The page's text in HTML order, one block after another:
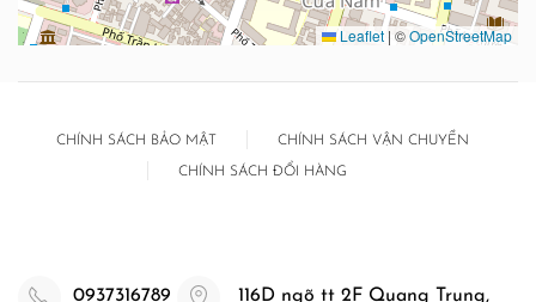
Leaflet | ©OpenStreetMap
CHÍNH SÁCH BẢO MẬT CHÍNH SÁCH VẬN CHUYỂN
CHÍNH SÁCH ĐỔI HÀNG
0937316789 116D ngõ tt 2F Quang Trung,